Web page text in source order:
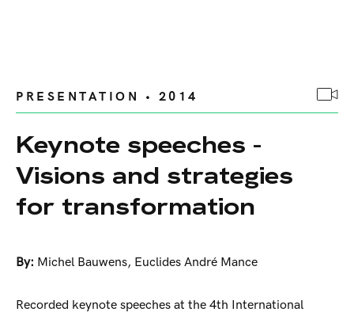
PRESENTATION • 2014
Keynote speeches -
Visions and strategies
for transformation
By: Michel Bauwens, Euclides André Mance
Recorded keynote speeches at the 4th International